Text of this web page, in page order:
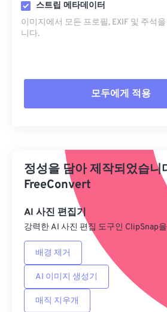
스트립 메타데이터
이미지에서 모든 프로필, EXIF ​​및 주석
니다.
모두에게 적용
사전 설정에서 적용
사전 설정으로 저장
정성을 담아 제작되었습니
FreeConvert
AI 사진 편집기
강력한 AI 사진 편집 도구인 ClipSnap
배경 제거
AI 이미지 생성기
매직 지우개